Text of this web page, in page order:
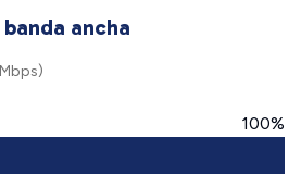
ancha
100%